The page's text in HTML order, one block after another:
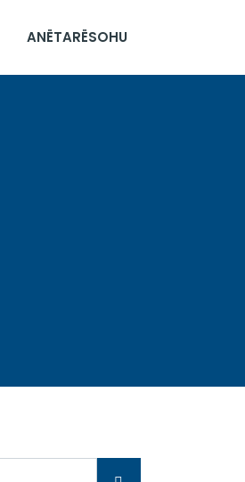
ANËTARËSOHU